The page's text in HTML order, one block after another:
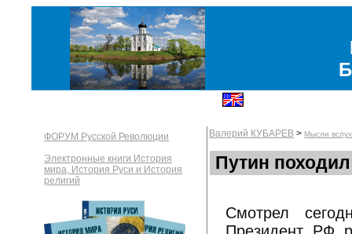
ФОРУМ Русской Революции
Электронные книги История
мира, История Руси и История
религий
Валерий КУБАРЕВ > Мысли вслух
Путин
Смотрел